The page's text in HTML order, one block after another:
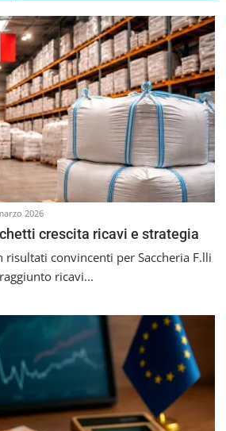
2026
crescita ricavi e strategia
risultati convincenti per Saccheria F.lli
ricavi...